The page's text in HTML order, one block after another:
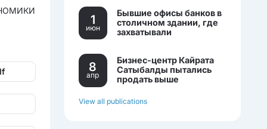
1
июн
Бывшие офисы банков в
столичном здании, где
захватывали
8
апр
Бизнес-центр Кайрата
Сатыбалды пытались
продать выше
View all publications